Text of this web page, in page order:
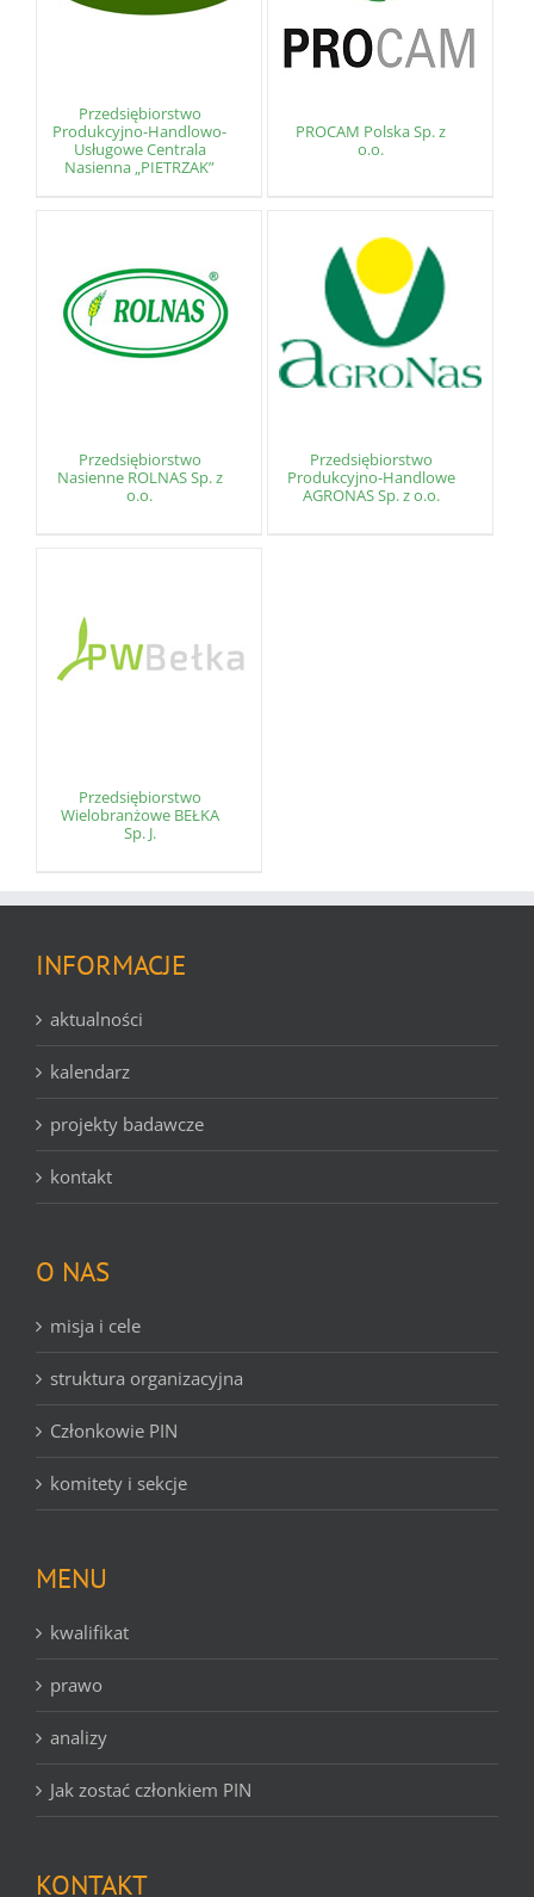
Przedsiębiorstwo
Produkcyjno-Handlowo-
Usługowe Centrala
Nasienna „PIETRZAK”
PROCAM Polska Sp. z
o.o.
Przedsiębiorstwo
Nasienne ROLNAS Sp. z
o.o.
Przedsiębiorstwo
Produkcyjno-Handlowe
AGRONAS Sp. z o.o.
Przedsiębiorstwo
Wielobranżowe BEŁKA
Sp. J.
INFORMACJE
aktualności
kalendarz
projekty badawcze
kontakt
O NAS
misja i cele
struktura organizacyjna
Członkowie PIN
komitety i sekcje
MENU
kwalifikat
prawo
analizy
Jak zostać członkiem PIN
KONTAKT